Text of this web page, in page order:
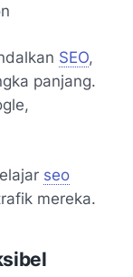
SEO,
panjang.
seo
mereka.